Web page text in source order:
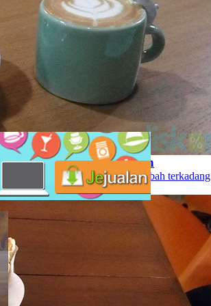
di Tengah Perumahan
Jumlahnya yang terus bertambah terkadang